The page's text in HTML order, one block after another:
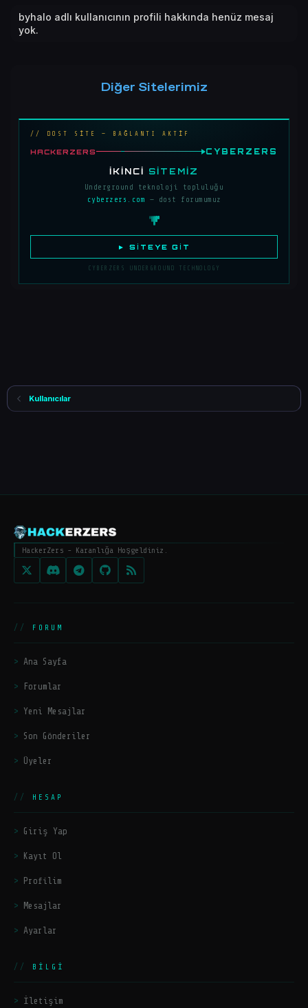
byhalo adlı kullanıcının profili hakkında henüz mesaj
yok.
Diğer Sitelerimiz
// DOST SİTE — BAĞLANTI AKTİF
HACKERZERS CYBERZERS
İKINCI SITEMIZ
Underground teknoloji topluluğu
cyberzers.com — dost forumumuz
► SITEYE GIT
CYBERZERS UNDERGROUND TECHNOLOGY
Kullanıcılar
HackerZers - Karanlığa Hoşgeldiniz.
FORUM
Ana Sayfa
Forumlar
Yeni Mesajlar
Son Gönderiler
Üyeler
HESAP
Giriş Yap
Kayıt Ol
Profilim
Mesajlar
Ayarlar
BILGI
İletişim